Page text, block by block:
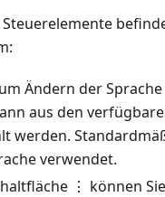
Ändern der
aus den
werden.
verwendet.
⋮ können